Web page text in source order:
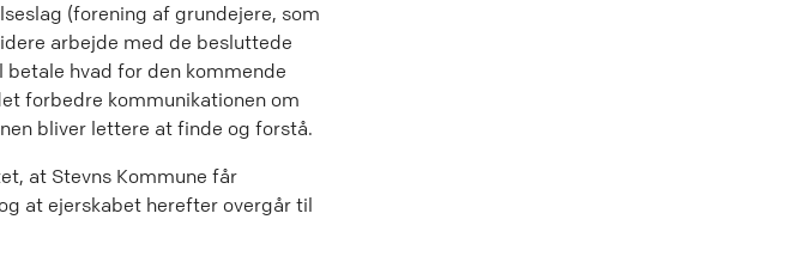
(forening af grundejere, som
arbejde med de besluttede
hvad for den kommende
forbedre kommunikationen om
bliver lettere at finde og forstå.
at Stevns Kommune får
at ejerskabet herefter overgår til